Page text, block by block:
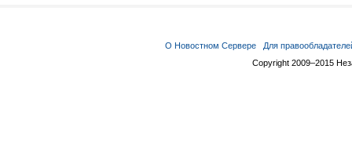
О Новостном Сервере
Для
Copyright 2009–2015